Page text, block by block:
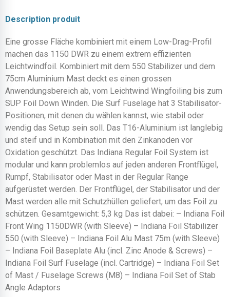
Description produit
Eine grosse Fläche kombiniert mit einem Low-Drag-Profil
machen das 1150 DWR zu einem extrem effizienten
Leichtwindfoil. Kombiniert mit dem 550 Stabilizer und dem
75cm Aluminium Mast deckt es einen grossen
Anwendungsbereich ab, vom Leichtwind Wingfoiling bis zum
SUP Foil Down Winden. Die Surf Fuselage hat 3 Stabilisator-
Positionen, mit denen du wählen kannst, wie stabil oder
wendig das Setup sein soll. Das T16-Aluminium ist langlebig
und steif und in Kombination mit den Zinkanoden vor
Oxidation geschützt. Das Indiana Regular Foil System ist
modular und kann problemlos auf jeden anderen Frontflügel,
Rumpf, Stabilisator oder Mast in der Regular Range
aufgerüstet werden. Der Frontflügel, der Stabilisator und der
Mast werden alle mit Schutzhüllen geliefert, um das Foil zu
schützen. Gesamtgewicht: 5,3 kg Das ist dabei: – Indiana Foil
Front Wing 1150DWR (with Sleeve) – Indiana Foil Stabilizer
550 (with Sleeve) – Indiana Foil Alu Mast 75m (with Sleeve)
– Indiana Foil Baseplate Alu (incl. Zinc Anode & Screws) –
Indiana Foil Surf Fuselage (incl. Cartridge) – Indiana Foil Set
of Mast / Fuselage Screws (M8) – Indiana Foil Set of Stab
Angle Adaptors